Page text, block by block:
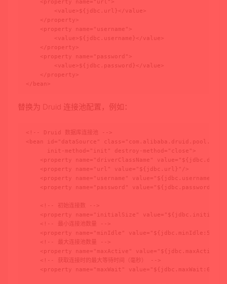
    <property name="url">
        <value>${jdbc.url}</value>
    </property>
    <property name="username">
        <value>${jdbc.username}</value>
    </property>
    <property name="password">
        <value>${jdbc.password}</value>
    </property>
</bean>
替换为 Druid 连接池配置，例如：
<!-- Druid 数据库连接池 -->
<bean id="dataSource"
      init-method="init" destroy-method="close">
<property name="driverClassName"
    <property name="url" value="${jdbc.url}"/>
    <property name="username" value="${jdbc.username}"/>
    <property name="password" value="${jdbc.password}"/>
    <!-- 初始连接数 -->
<property name="initialSize"
    <!-- 最小连接池数量 -->
    <property name="minIdle" value="${jdbc.minIdle:5}"/>
    <!-- 最大连接池数量 -->
<property name="maxActive"
    <!-- 获取连接时的最大等待时间（毫秒） -->
<property name="maxWait"